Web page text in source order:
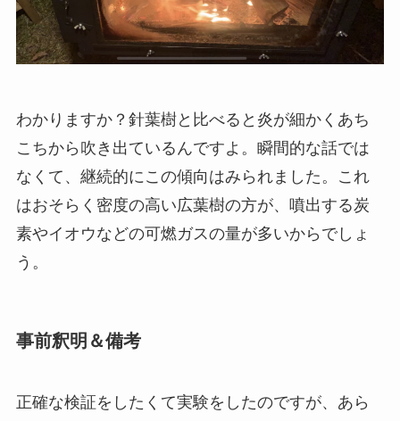
わかりますか？針葉樹と比べると炎が細かくあち
こちから吹き出ているんですよ。瞬間的な話では
なくて、継続的にこの傾向はみられました。これ
はおそらく密度の高い広葉樹の方が、噴出する炭
素やイオウなどの可燃ガスの量が多いからでしょ
う。
事前釈明＆備考
正確な検証をしたくて実験をしたのですが、あら